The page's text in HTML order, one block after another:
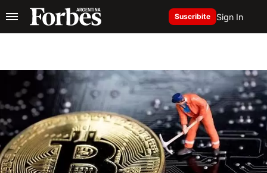
Suscribite Sign In